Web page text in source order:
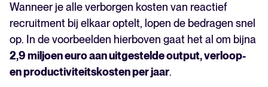
Wanneer je alle verborgen kosten van reactief
recruitment bij elkaar optelt, lopen de bedragen snel
op. In de voorbeelden hierboven gaat het al om bijna
2,9 miljoen euro aan uitgestelde output, verloop-
en productiviteitskosten per jaar.